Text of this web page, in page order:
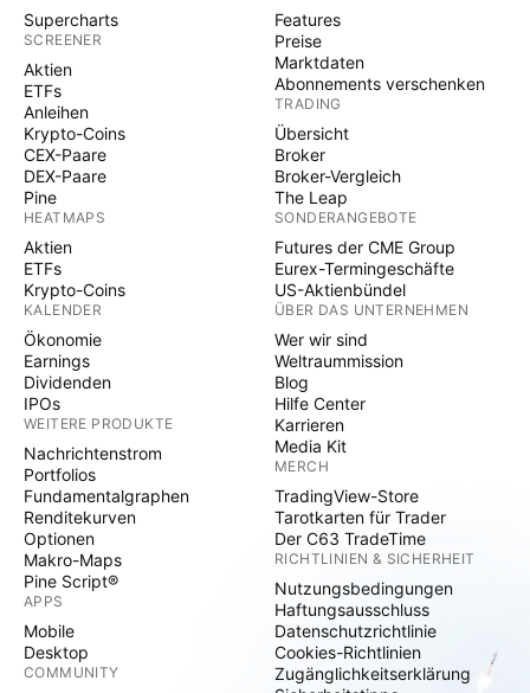
Supercharts
SCREENER
Aktien
ETFs
Anleihen
Krypto-Coins
CEX-Paare
DEX-Paare
Pine
HEATMAPS
Aktien
ETFs
Krypto-Coins
KALENDER
Ökonomie
Earnings
Dividenden
IPOs
WEITERE PRODUKTE
Nachrichtenstrom
Portfolios
Fundamentalgraphen
Renditekurven
Optionen
Makro-Maps
Pine Script®
APPS
Mobile
Desktop
COMMUNITY
Features
Preise
Marktdaten
Abonnements verschenken
TRADING
Übersicht
Broker
Broker-Vergleich
The Leap
SONDERANGEBOTE
Futures der CME Group
Eurex-Termingeschäfte
US-Aktienbündel
ÜBER DAS UNTERNEHMEN
Wer wir sind
Weltraummission
Blog
Hilfe Center
Karrieren
Media Kit
MERCH
TradingView-Store
Tarotkarten für Trader
Der C63 TradeTime
RICHTLINIEN & SICHERHEIT
Nutzungsbedingungen
Haftungsausschluss
Datenschutzrichtlinie
Cookies-Richtlinien
Zugänglichkeitserklärung